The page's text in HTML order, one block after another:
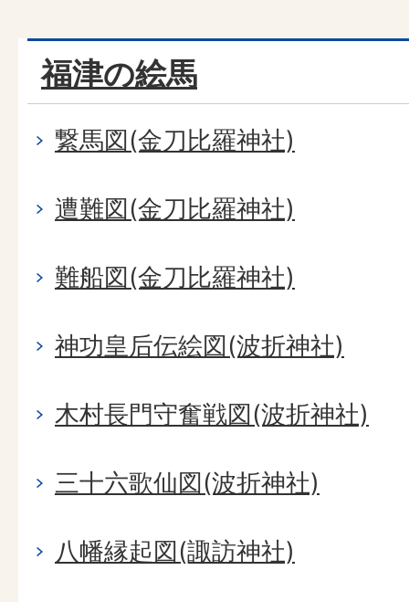
福津の絵馬
繋馬図(金刀比羅神社)
遭難図(金刀比羅神社)
難船図(金刀比羅神社)
神功皇后伝絵図(波折神社)
木村長門守奮戦図(波折神社)
三十六歌仙図(波折神社)
八幡縁起図(諏訪神社)